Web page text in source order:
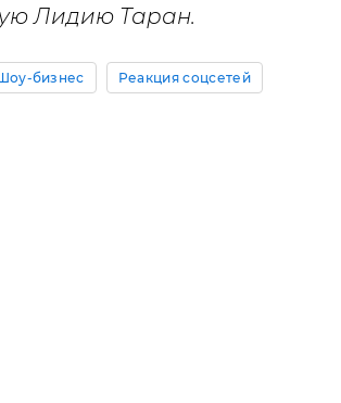
Лидию Таран.
бизнес Реакция соцсетей